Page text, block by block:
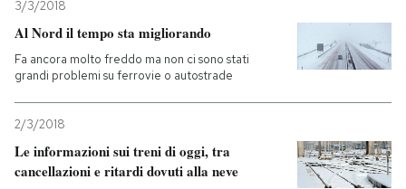
3/3/2018
Al Nord il tempo sta migliorando
Fa ancora molto freddo ma non ci sono stati
grandi problemi su ferrovie o autostrade
2/3/2018
Le informazioni sui treni di oggi, tra
cancellazioni e ritardi dovuti alla neve